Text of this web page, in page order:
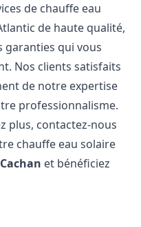
de chauffe eau
de haute qualité,
garanties qui vous
Nos clients satisfaits
de notre expertise
professionnalisme.
plus, contactez-nous
chauffe eau solaire
Cachan et bénéficiez